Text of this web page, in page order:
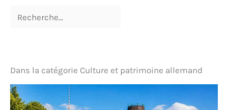
Dans la catégorie Culture et patrimoine allemand